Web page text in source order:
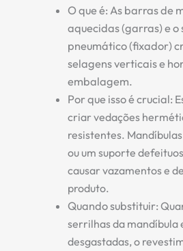
O que é: As barras de
aquecidas (garras) e o
pneumático (fixador)
selagens verticais e
embalagem.
Por que isso é crucial:
criar vedações
resistentes.
ou um suporte
causar vazamentos e
produto.
Quando substituir:
serrilhas da mandíbula
desgastadas, o